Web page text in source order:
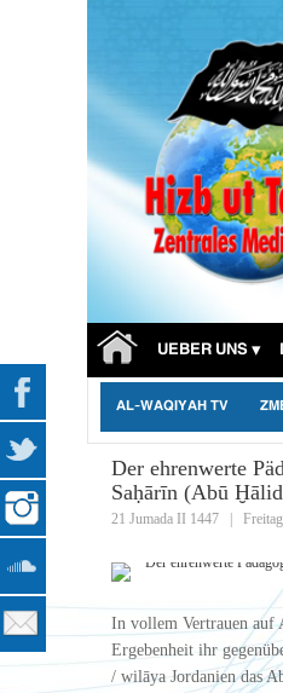
UEBER UNS
AL-WAQIYAH TV
Der ehrenwerte
Saḥārīn (Abū
21 Jumada II 1447
In vollem Vertrauen auf
Ergebenheit ihr
/ wilāya Jordanien das